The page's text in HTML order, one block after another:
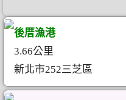
後厝漁港
3.66公里
新北市252三芝區